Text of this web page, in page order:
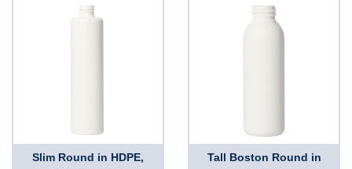
Slim Round in HDPE,
Tall Boston Round in